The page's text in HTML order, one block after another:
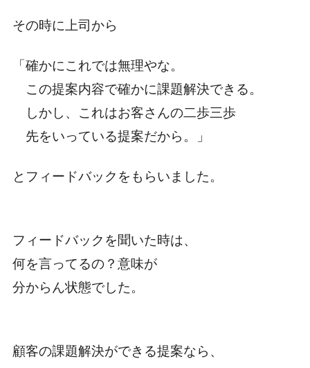
その時に上司から
「確かにこれでは無理やな。
この提案内容で確かに課題解決できる。
しかし、これはお客さんの二歩三歩
先をいっている提案だから。」
とフィードバックをもらいました。
フィードバックを聞いた時は、
何を言ってるの？意味が
分からん状態でした。
顧客の課題解決ができる提案なら、